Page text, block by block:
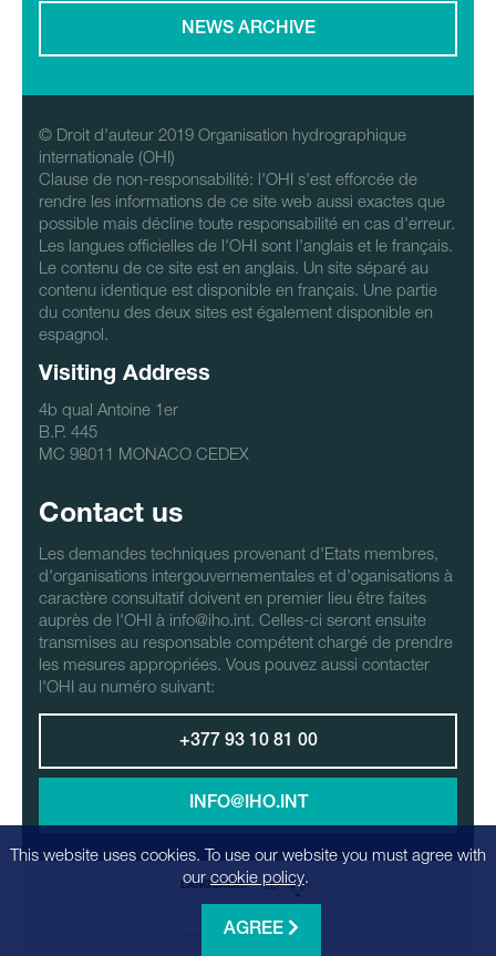
NEWS ARCHIVE
© Droit d'auteur 2019 Organisation hydrographique
internationale (OHI)
Clause de non-responsabilité: l'OHI s'est efforcée de
rendre les informations de ce site web aussi exactes que
possible mais décline toute responsabilité en cas d'erreur.
Les langues officielles de l'OHI sont l'anglais et le français.
Le contenu de ce site est en anglais. Un site séparé au
contenu identique est disponible en français. Une partie
du contenu des deux sites est également disponible en
espagnol.
Visiting Address
4b qual Antoine 1er
B.P. 445
MC 98011 MONACO CEDEX
Contact us
Les demandes techniques provenant d'Etats membres,
d'organisations intergouvernementales et d'oganisations à
caractère consultatif doivent en premier lieu être faites
auprès de l'OHI à info@iho.int. Celles-ci seront ensuite
transmises au responsable compétent chargé de prendre
les mesures appropriées. Vous pouvez aussi contacter
l'OHI au numéro suivant:
+377 93 10 81 00
INFO@IHO.INT
LANGUAGE:
© 2026 - RealizationFactrics
This website uses cookies. To use our website you must agree with
our cookie policy.
AGREE